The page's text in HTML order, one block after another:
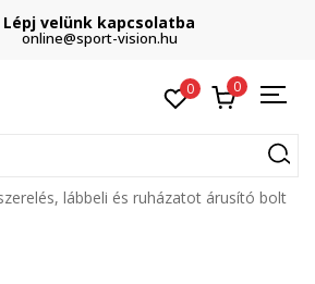
velünk kapcsolatba
online@sport-vision.hu
0 0
lábbeli és ruházatot árusító bolt